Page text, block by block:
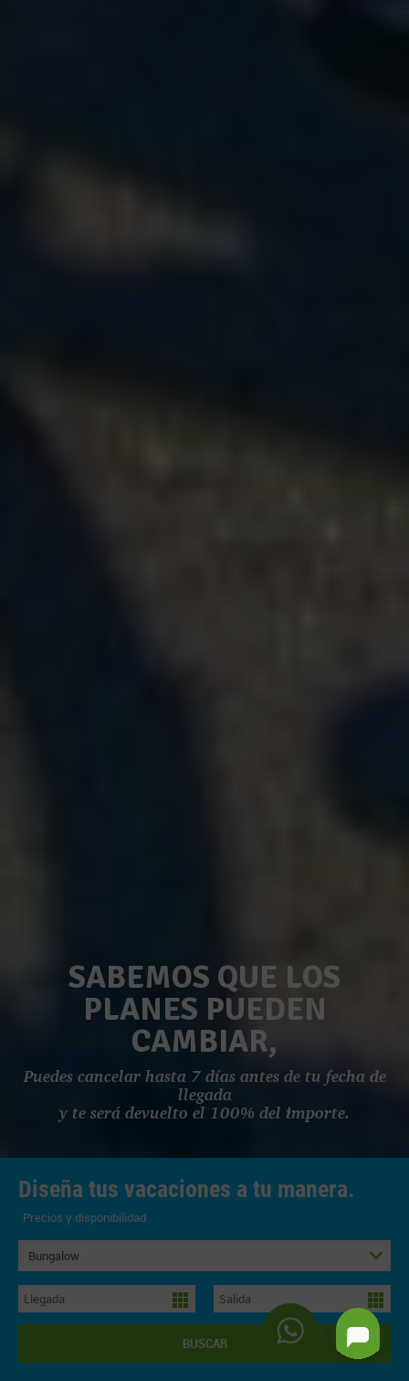
SABEMOS QUE LOS
PLANES PUEDEN
CAMBIAR,
Puedes cancelar hasta 7 días antes de tu fecha de
llegada
y te será devuelto el 100% del importe.
Diseña tus vacaciones a tu manera.
Precios y disponibilidad
Bungalow
BUSCAR